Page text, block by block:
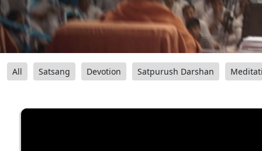
All Satsang Devotion Satpurush Darshan